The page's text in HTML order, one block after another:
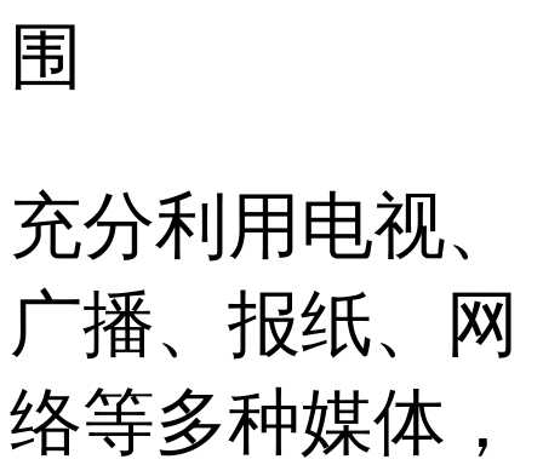
围
充分利用电视、
广播、报纸、网
络等多种媒体，